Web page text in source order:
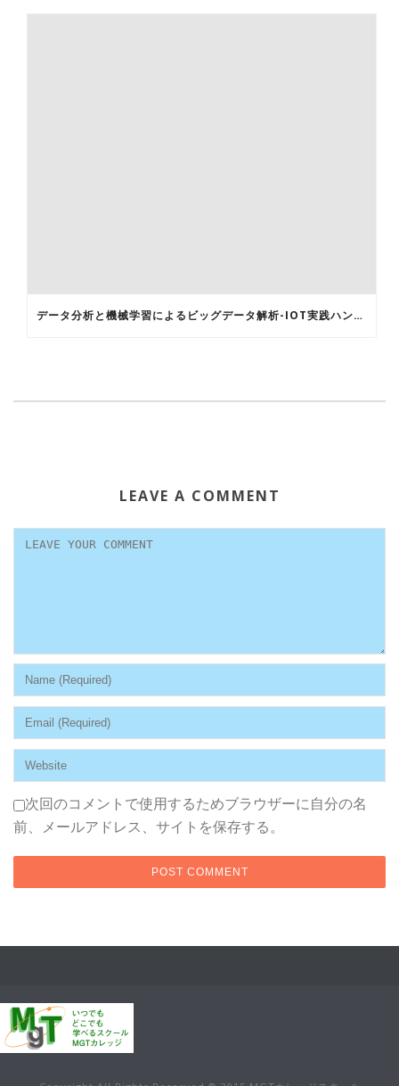
データ分析と機械学習によるビッグデータ解析-IOT実践ハンズオンセミナー 2017 第11回
LEAVE A COMMENT
次回のコメントで使用するためブラウザーに自分の名
前、メールアドレス、サイトを保存する。